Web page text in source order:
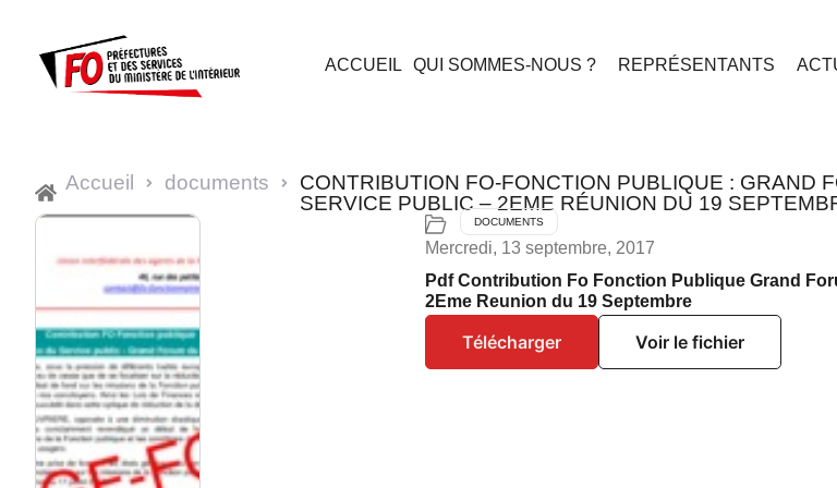
ACCUEIL QUI SOMMES-NOUS ? REPRÉSENTANTS
Accueil documents
CONTRIBUTION FO-FONCTION PUBLIQUE : GRAND
SERVICE PUBLIC – 2EME RÉUNION DU 19
DOCUMENTS
Mercredi, 13 septembre, 2017
Pdf Contribution Fo Fonction Publique Grand
2Eme Reunion du 19 Septembre
Télécharger Voir le fichier